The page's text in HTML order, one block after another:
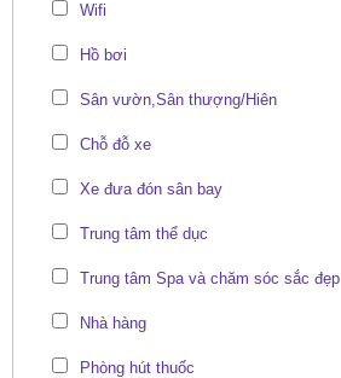
Wifi
Hồ bơi
Sân vườn,Sân thượng/Hiên
Chỗ đỗ xe
Xe đưa đón sân bay
Trung tâm thể dục
Trung tâm Spa và chăm sóc sắc đẹp
Nhà hàng
Phòng hút thuốc